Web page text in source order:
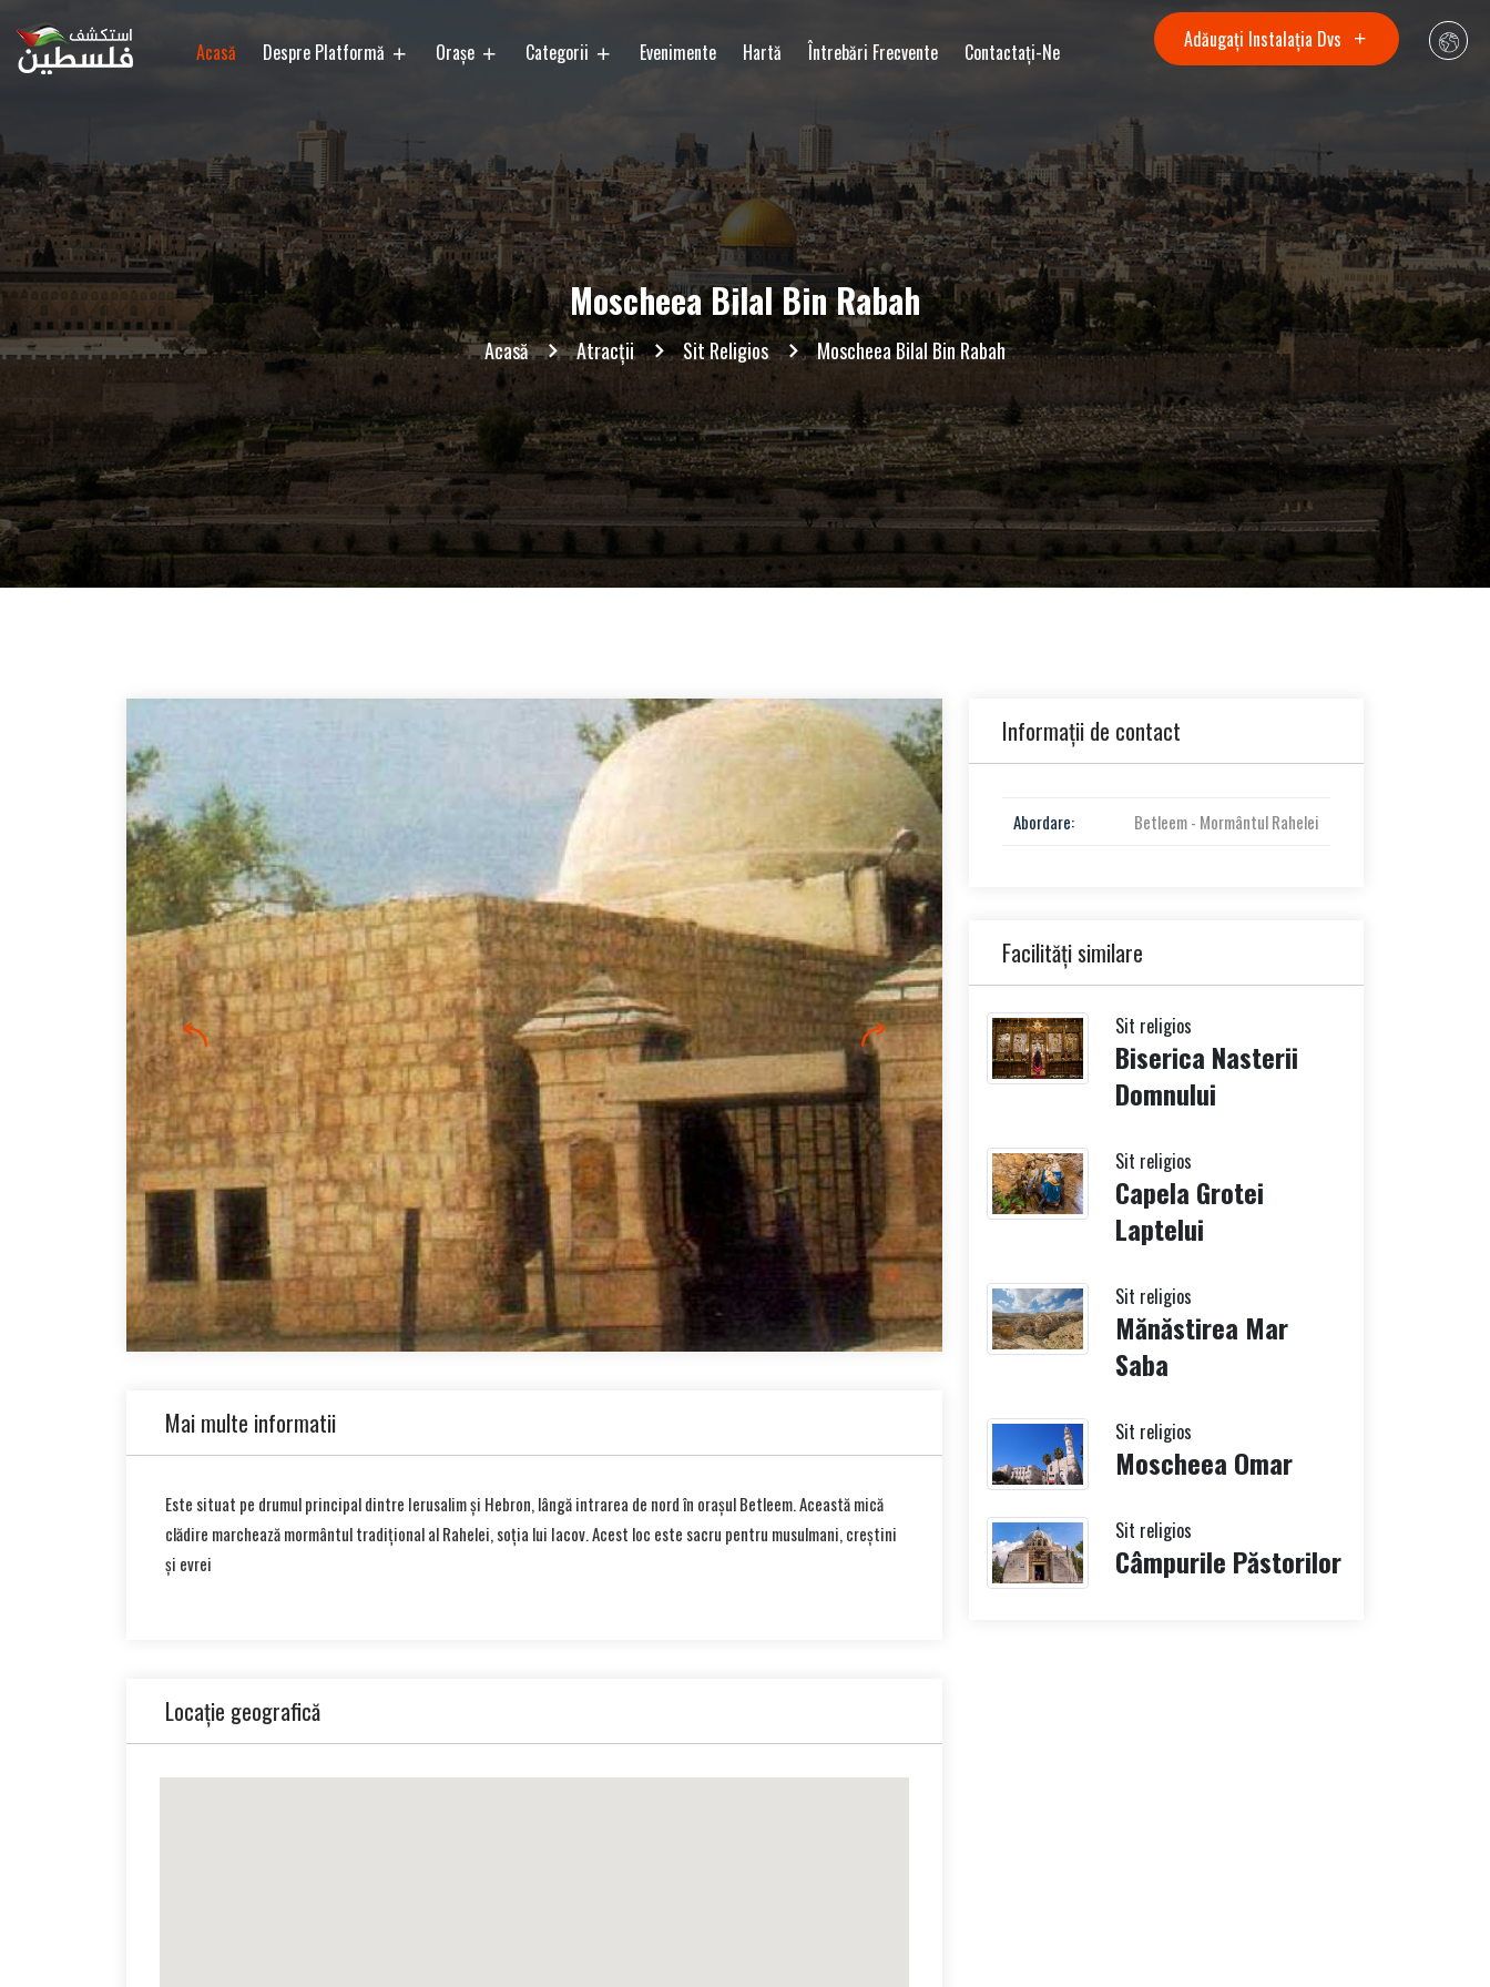
Acasă Despre Platformă Orașe Categorii Evenimente Hartă Întrebări Frecvente Contactaţi-Ne Adăugați Instalația Dvs
Moscheea Bilal Bin Rabah
Acasă Atracții Sit Religios Moscheea Bilal Bin Rabah
Mai multe informatii
Este situat pe drumul principal dintre Ierusalim și Hebron, lângă intrarea de nord în orașul Betleem. Această mică
clădire marchează mormântul tradițional al Rahelei, soția lui Iacov. Acest loc este sacru pentru musulmani, creștini
și evrei
Locație geografică
Informații de contact
Abordare: Betleem - Mormântul Rahelei
Facilități similare
Sit religios
Biserica Nasterii
Domnului
Sit religios
Capela Grotei
Laptelui
Sit religios
Mănăstirea Mar
Saba
Sit religios
Moscheea Omar
Sit religios
Câmpurile Păstorilor